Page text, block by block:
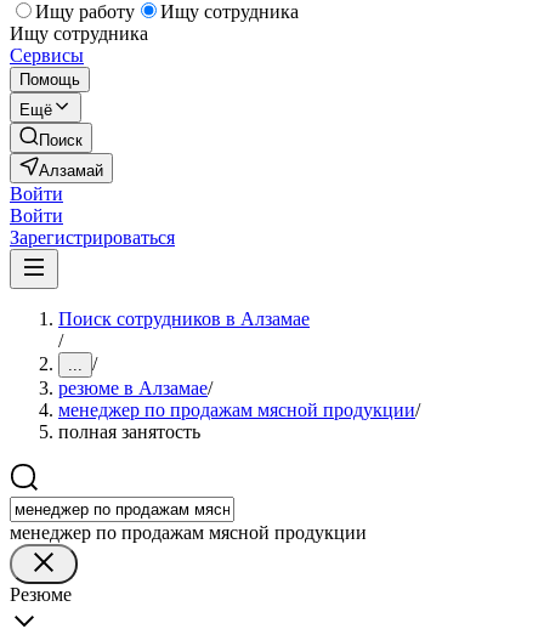
Ищу работу
Ищу сотрудника
Ищу сотрудника
Сервисы
Помощь
Ещё
Поиск
Алзамай
Войти
Войти
Зарегистрироваться
Поиск сотрудников в Алзамае
/
... /
резюме в Алзамае/
менеджер по продажам мясной продукции/
полная занятость
менеджер по продажам мясной продукции
Резюме